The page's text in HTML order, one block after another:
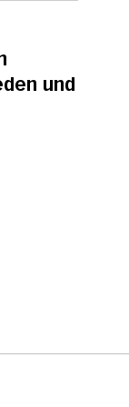
und